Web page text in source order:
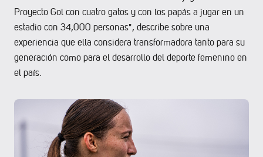
Proyecto Gol con cuatro gatos y con los papás a jugar en un
estadio con 34,000 personas", describe sobre una
experiencia que ella considera transformadora tanto para su
generación como para el desarrollo del deporte femenino en
el país.